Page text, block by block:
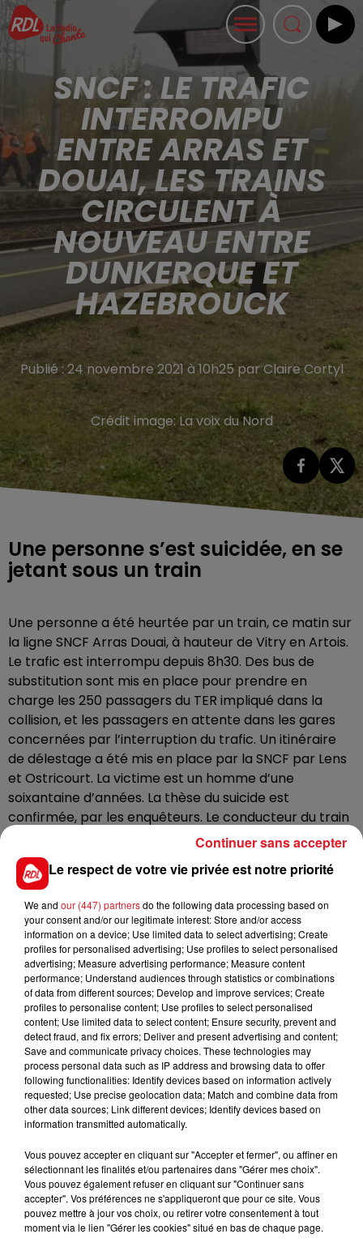
SNCF : LE TRAFIC
INTERROMPU
ENTRE ARRAS ET
DOUAI, LES TRAINS
CIRCULENT À
NOUVEAU ENTRE
DUNKERQUE ET
HAZEBROUCK
Publié : 24 novembre 2021 à 10h25 par Claire Cortyl
Crédit image: La voix du Nord
Une personne s’est suicidée, en se
jetant sous un train
Une personne a été heurtée par un train, ce matin sur
la ligne SNCF Arras Douai, à hauteur de Vitry en Artois.
Le trafic est interrompu depuis 8h30. Des bus de
substitution sont mis en place pour prendre en
charge les 250 passagers du TER impliqué dans la
collision, et les passagers en attente dans les gares
concernées par l’interruption du trafic. Un itinéraire
de délestage a été mis en place par la SNCF par Lens
et Ostricourt. La victime est un homme d’une
soixantaine d’années. La thèse du suicide est
confirmée, par les enquêteurs. Le conducteur du train
et le contrôleur, en état de choc, ont été pris en
charge par les secours.
Les trains entre Hazebrouck et Dunkerque, eux,
circulent de nouveau après un accident entre un
tracteur transportant 10 tonnes d’oignons et un TGV
hier après-midi au passage à niveau de Bavinchove.
Accident qui a paralysé le trafic jusqu’à ce matin, et
blessé grièvement un ouvrier, qui tentait de dégager
l’engin agricole en panne sur les voies
FIL D'ACTUS
Le respect de votre vie privée est notre priorité
We and our (447) partnersdo the following data processing based on
your consent and/or our legitimate interest: Store and/or access
information on a device; Use limited data to select advertising; Create
profiles for personalised advertising; Use profiles to select personalised
advertising; Measure advertising performance; Measure content
performance; Understand audiences through statistics or combinations
of data from different sources; Develop and improve services; Create
profiles to personalise content; Use profiles to select personalised
content; Use limited data to select content; Ensure security, prevent and
detect fraud, and fix errors; Deliver and present advertising and content;
Save and communicate privacy choices. These technologies may
process personal data such as IP address and browsing data to offer
following functionalities: Identify devices based on information actively
requested; Use precise geolocation data; Match and combine data from
other data sources; Link different devices; Identify devices based on
information transmitted automatically.
Vous pouvez accepter en cliquant sur "Accepter et fermer", ou affiner en
sélectionnant les finalités et/ou partenaires dans "Gérer mes choix".
Vous pouvez également refuser en cliquant sur "Continuer sans
accepter". Vos préférences ne s'appliqueront que pour ce site. Vous
pouvez mettre à jour vos choix, ou retirer votre consentement à tout
moment via le lien "Gérer les cookies" situé en bas de chaque page.
Continuer sans accepter